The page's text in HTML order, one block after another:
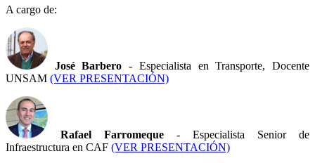
A cargo de:
José Barbero - Especialista en Transporte, Docente
UNSAM (VER PRESENTACIÓN)
Rafael Farromeque - Especialista Senior de
Infraestructura en CAF (VER PRESENTACIÓN)